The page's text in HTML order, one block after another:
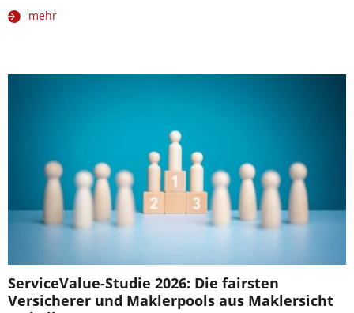
mehr
ServiceValue-Studie 2026: Die fairsten
Versicherer und Maklerpools aus Maklersicht